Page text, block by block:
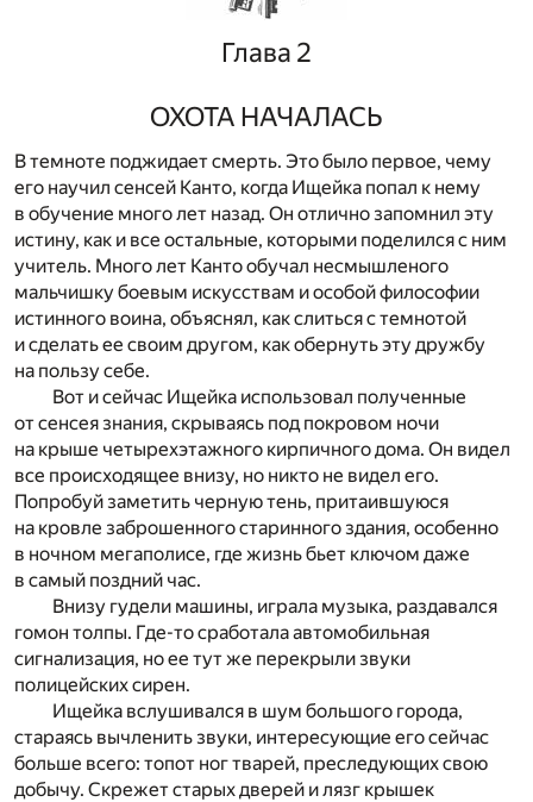
Глава 2
ОХОТА НАЧАЛАСЬ
В темноте поджидает смерть. Это было первое, чему
его научил сенсей Канто, когда Ищейка попал к нему
в обучение много лет назад. Он отлично запомнил эту
истину, как и все остальные, которыми поделился с ним
учитель. Много лет Канто обучал несмышленого
мальчишку боевым искусствам и особой философии
истинного воина, объяснял, как слиться с темнотой
и сделать ее своим другом, как обернуть эту дружбу
на пользу себе.
Вот и сейчас Ищейка использовал полученные
от сенсея знания, скрываясь под покровом ночи
на крыше четырехэтажного кирпичного дома. Он видел
все происходящее внизу, но никто не видел его.
Попробуй заметить черную тень, притаившуюся
на кровле заброшенного старинного здания, особенно
в ночном мегаполисе, где жизнь бьет ключом даже
в самый поздний час.
Внизу гудели машины, играла музыка, раздавался
гомон толпы. Где-то сработала автомобильная
сигнализация, но ее тут же перекрыли звуки
полицейских сирен.
Ищейка вслушивался в шум большого города,
стараясь вычленить звуки, интересующие его сейчас
больше всего: топот ног тварей, преследующих свою
добычу. Скрежет старых дверей и лязг крышек